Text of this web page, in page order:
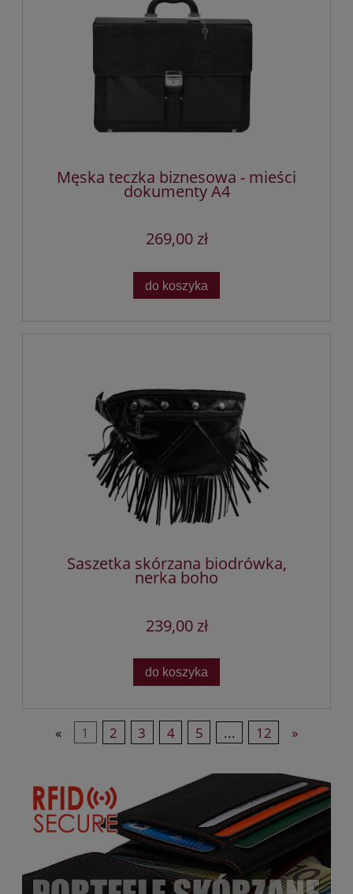
Męska teczka biznesowa - mieści
dokumenty A4
269,00 zł
do koszyka
Saszetka skórzana biodrówka,
nerka boho
239,00 zł
do koszyka
« 1 2 3 4 5 ... 12 »